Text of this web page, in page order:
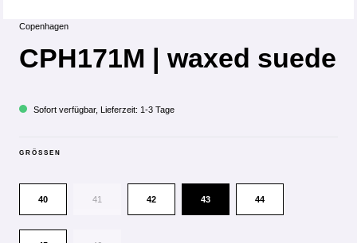
Copenhagen
CPH171M | waxed suede
Sofort verfügbar, Lieferzeit: 1-3 Tage
GRÖSSEN
40 41 42 43 44